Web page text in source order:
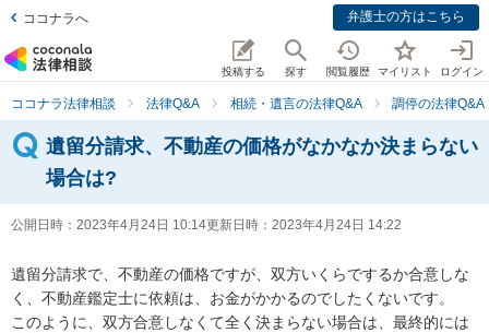
ココナラへ 弁護士の方はこちら
投稿する 探す 閲覧履歴 マイリスト ログイン
ココナラ法律相談 法律Q&A 相続・遺言の法律Q&A 調停の法律Q&A
遺留分請求、不動産の価格がなかなか決まらない
場合は?
公開日時： 2023年4月24日 10:14更新日時： 2023年4月24日 14:22
遺留分請求で、不動産の価格ですが、双方いくらでするか合意しな
く、不動産鑑定士に依頼は、お金がかかるのでしたくないです。
このように、双方合意しなくて全く決まらない場合は、最終的には